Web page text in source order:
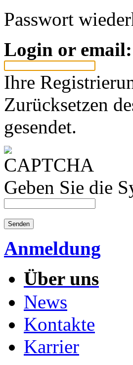
Passwort
Login or email:
Ihre
Zurücksetzen
gesendet.
Geben Sie die
Anmeldung
Über uns
News
Kontakte
Karrier